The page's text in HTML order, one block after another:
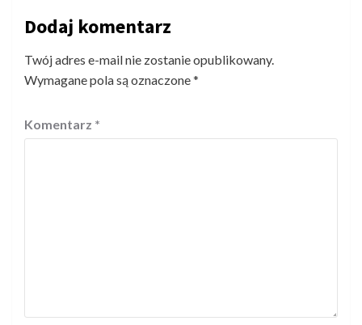
Dodaj komentarz
Twój adres e-mail nie zostanie opublikowany.
Wymagane pola są oznaczone*
Komentarz *